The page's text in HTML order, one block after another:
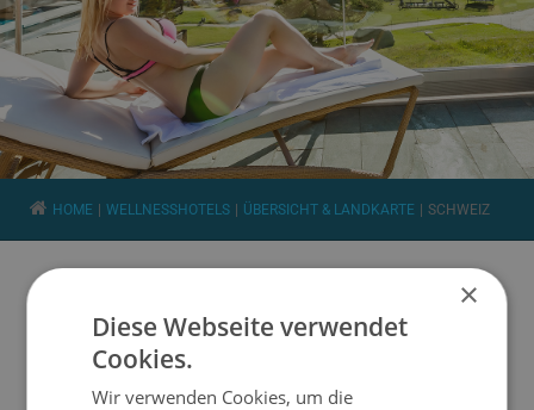
HOME WELLNESSHOTELS ÜBERSICHT & LANDKARTE SCHWEIZ
Wellnesshotels in der
Schweiz
×
Diese Webseite verwendet
Cookies.
Wir verwenden Cookies, um die